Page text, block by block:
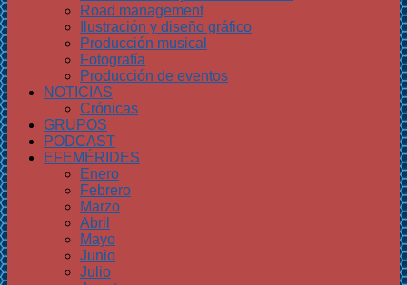
Road management
Ilustración y diseño gráfico
Producción musical
Fotografía
Producción de eventos
NOTICIAS
Crónicas
GRUPOS
PODCAST
EFEMÉRIDES
Enero
Febrero
Marzo
Abril
Mayo
Junio
Julio